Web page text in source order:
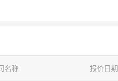
名称 报价日期